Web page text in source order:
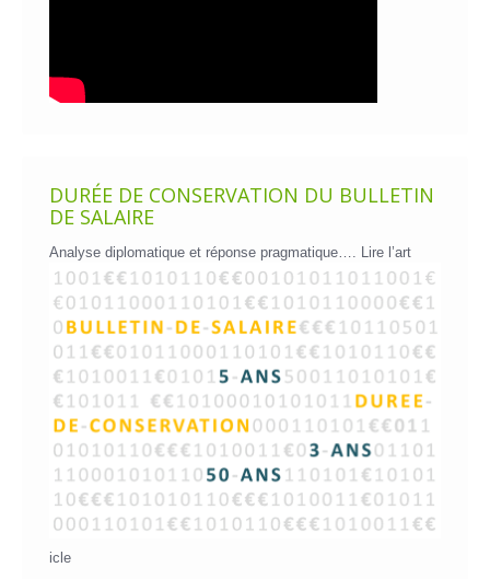
DURÉE DE CONSERVATION DU BULLETIN
DE SALAIRE
Analyse diplomatique et réponse pragmatique…. Lire l’art
icle